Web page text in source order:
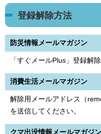
登録解除方法
防災情報メールマガジン
「すぐメールPlus」登録解
消費生活メールマガジン
解除用メールアドレス（
を送信してください。
クマ出没情報メールマガジン